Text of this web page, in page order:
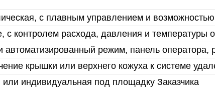
с плавным управлением и
с контролем расхода, давления и температуры
автоматизированный режим, панель оператора,
крышки или верхнего кожуха к системе
или индивидуальная под площадку Заказчика